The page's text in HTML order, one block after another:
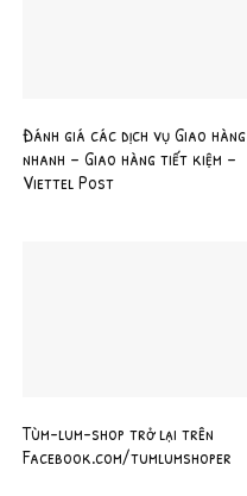
Đánh giá các dịch vụ Giao hàng
nhanh – Giao hàng tiết kiệm –
Viettel Post
Tùm-lum-shop trở lại trên
Facebook.com/tumlumshoper